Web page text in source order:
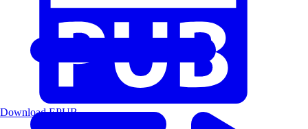
Download EPUB